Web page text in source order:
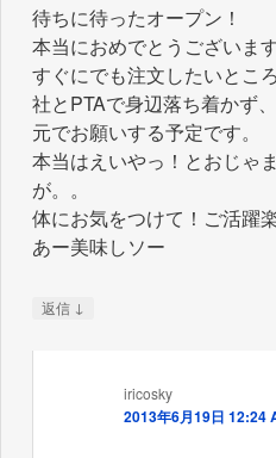
待ちに待ったオープン！
本当におめでとうございま
すぐにでも注文したいとこ
社とPTAで身辺落ち着かず
元でお願いする予定です。
本当はえいやっ！とおじゃ
が。。
体にお気をつけて！ご活躍
あー美味しソー
返信 ↓
iricosky
2013年6月19日 12:24